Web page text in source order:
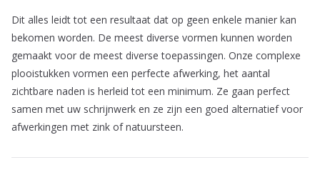
Dit alles leidt tot een resultaat dat op geen enkele manier kan
bekomen worden. De meest diverse vormen kunnen worden
gemaakt voor de meest diverse toepassingen. Onze complexe
plooistukken vormen een perfecte afwerking, het aantal
zichtbare naden is herleid tot een minimum. Ze gaan perfect
samen met uw schrijnwerk en ze zijn een goed alternatief voor
afwerkingen met zink of natuursteen.